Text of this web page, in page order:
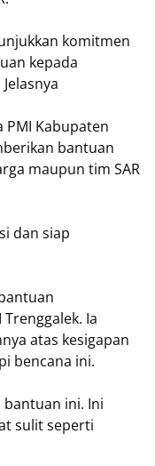
komitmen
kepada
Kabupaten
bantuan
maupun tim SAR
dan siap
Ia
atas kesigapan
bencana ini.
ini. Ini
sulit seperti